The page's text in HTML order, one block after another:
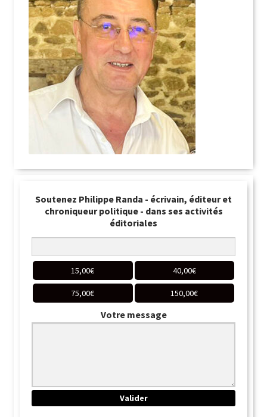
Soutenez Philippe Randa - écrivain, éditeur et
chroniqueur politique - dans ses activités
éditoriales
15,00€ 40,00€
75,00€ 150,00€
Votre message